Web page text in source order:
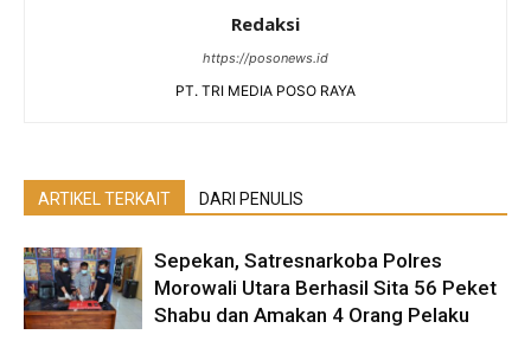
Redaksi
https://posonews.id
PT. TRI MEDIA POSO RAYA
ARTIKEL TERKAIT DARI PENULIS
Sepekan, Satresnarkoba Polres
Morowali Utara Berhasil Sita 56 Peket
Shabu dan Amakan 4 Orang Pelaku